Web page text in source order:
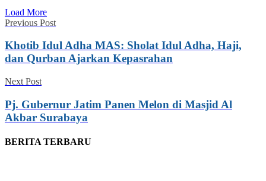
Load More
Previous Post
Khotib Idul Adha MAS: Sholat Idul Adha, Haji,
dan Qurban Ajarkan Kepasrahan
Next Post
Pj. Gubernur Jatim Panen Melon di Masjid Al
Akbar Surabaya
BERITA TERBARU